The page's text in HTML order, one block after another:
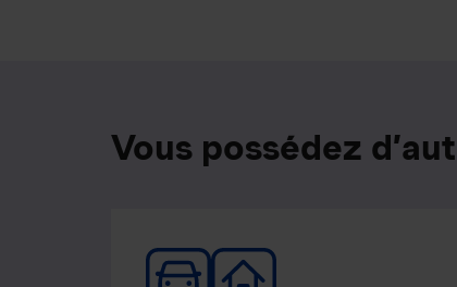
Vous possédez